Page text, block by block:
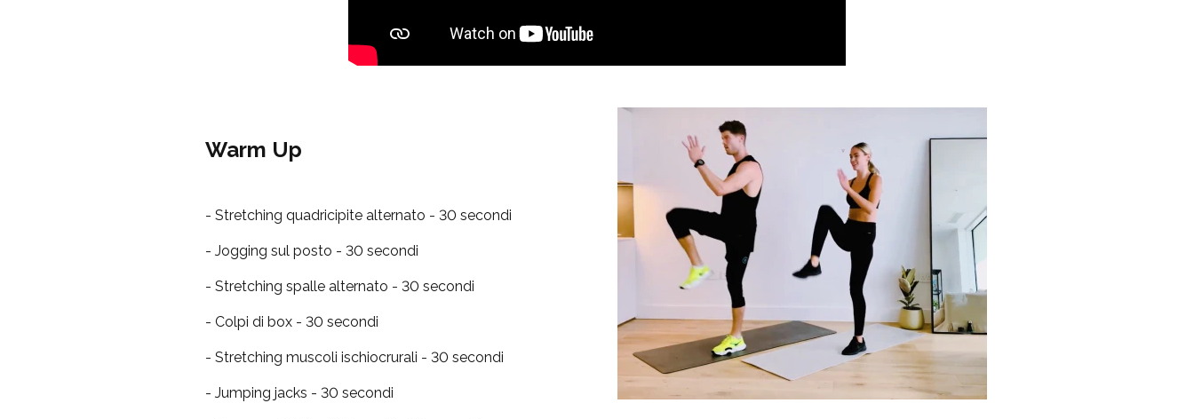
Warm Up
- Stretching quadricipite alternato - 30 secondi
- Jogging sul posto - 30 secondi
- Stretching spalle alternato - 30 secondi
- Colpi di box - 30 secondi
- Stretching muscoli ischiocrurali - 30 secondi
- Jumping jacks - 30 secondi